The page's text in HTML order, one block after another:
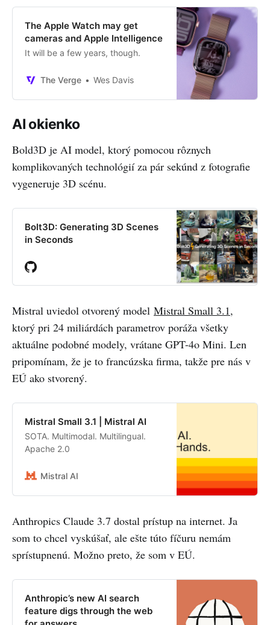
The Apple Watch may get
cameras and Apple Intelligence
It will be a few years, though.
The Verge Wes Davis
AI okienko
Bold3D je AI model, ktorý pomocou rôznych
komplikovaných technológií za pár sekúnd z fotografie
vygeneruje 3D scénu.
Bolt3D: Generating 3D Scenes
in Seconds
Mistral uviedol otvorený model Mistral Small 3.1,
ktorý pri 24 miliárdách parametrov poráža všetky
aktuálne podobné modely, vrátane GPT-4o Mini. Len
pripomínam, že je to francúzska firma, takže pre nás v
EÚ ako stvorený.
Mistral Small 3.1 | Mistral AI
SOTA. Multimodal. Multilingual.
Apache 2.0
Mistral AI
Anthropics Claude 3.7 dostal prístup na internet. Ja
som to chcel vyskúšať, ale ešte túto fíčuru nemám
sprístupnenú. Možno preto, že som v EÚ.
Anthropic’s new AI search
feature digs through the web